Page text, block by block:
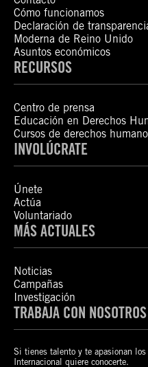
Cómo funcionamos
Declaración de
Moderna de Reino Unido
Asuntos económicos
RECURSOS
Centro de prensa
Educación en Derechos
Cursos de derechos
INVOLÚCRATE
Únete
Actúa
Voluntariado
MÁS ACTUALES
Noticias
Campañas
Investigación
TRABAJA CON NOSOTROS
Si tienes talento y te apasionan
Internacional quiere conocerte.